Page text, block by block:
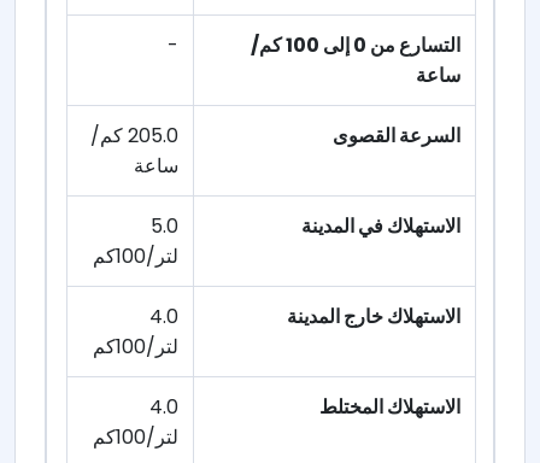
التسارع من 0 إلى 100 كم/
ساعة
-
السرعة القصوى
205.0 كم/
ساعة
الاستهلاك في المدينة
5.0
لتر/100كم
الاستهلاك خارج المدينة
4.0
لتر/100كم
الاستهلاك المختلط
4.0
لتر/100كم